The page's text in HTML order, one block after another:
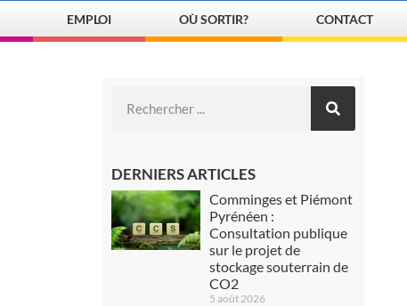
EMPLOI OÙ SORTIR? CONTACT
DERNIERS ARTICLES
Comminges et Piémont
Pyrénéen :
Consultation publique
sur le projet de
stockage souterrain de
CO2
5 août 2026